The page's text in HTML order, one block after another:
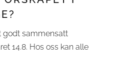
godt sammensatt
14.8. Hos oss kan alle